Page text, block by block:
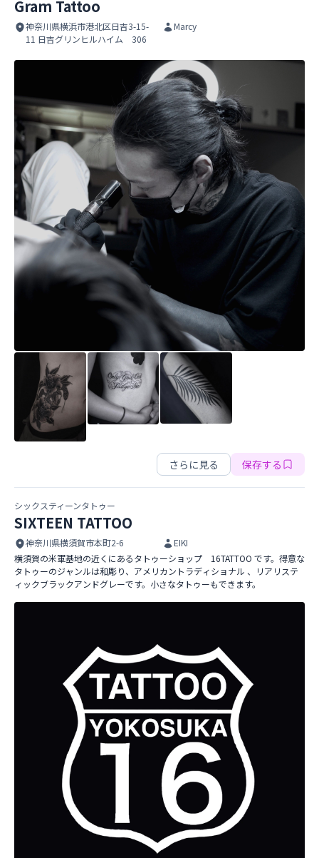
Gram Tattoo
神奈川県横浜市港北区日吉3-15-
11 日吉グリンヒルハイム 306
Marcy
Gram Tattoo
さらに見る 保存する
シックスティーンタトゥー
SIXTEEN TATTOO
神奈川県横須賀市本町2-6
EIKI
横須賀の米軍基地の近くにあるタトゥーショップ 16TATTOO です。得意な
タトゥーのジャンルは和彫り、アメリカントラディショナル 、リアリステ
ィックブラックアンドグレーです。小さなタトゥーもできます。
SIXTEEN TATTOO